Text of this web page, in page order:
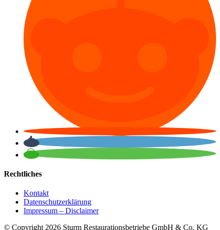
Rechtliches
Kontakt
Datenschutzerklärung
Impressum – Disclaimer
© Copyright 2026 Sturm Restaurationsbetriebe GmbH & Co. KG